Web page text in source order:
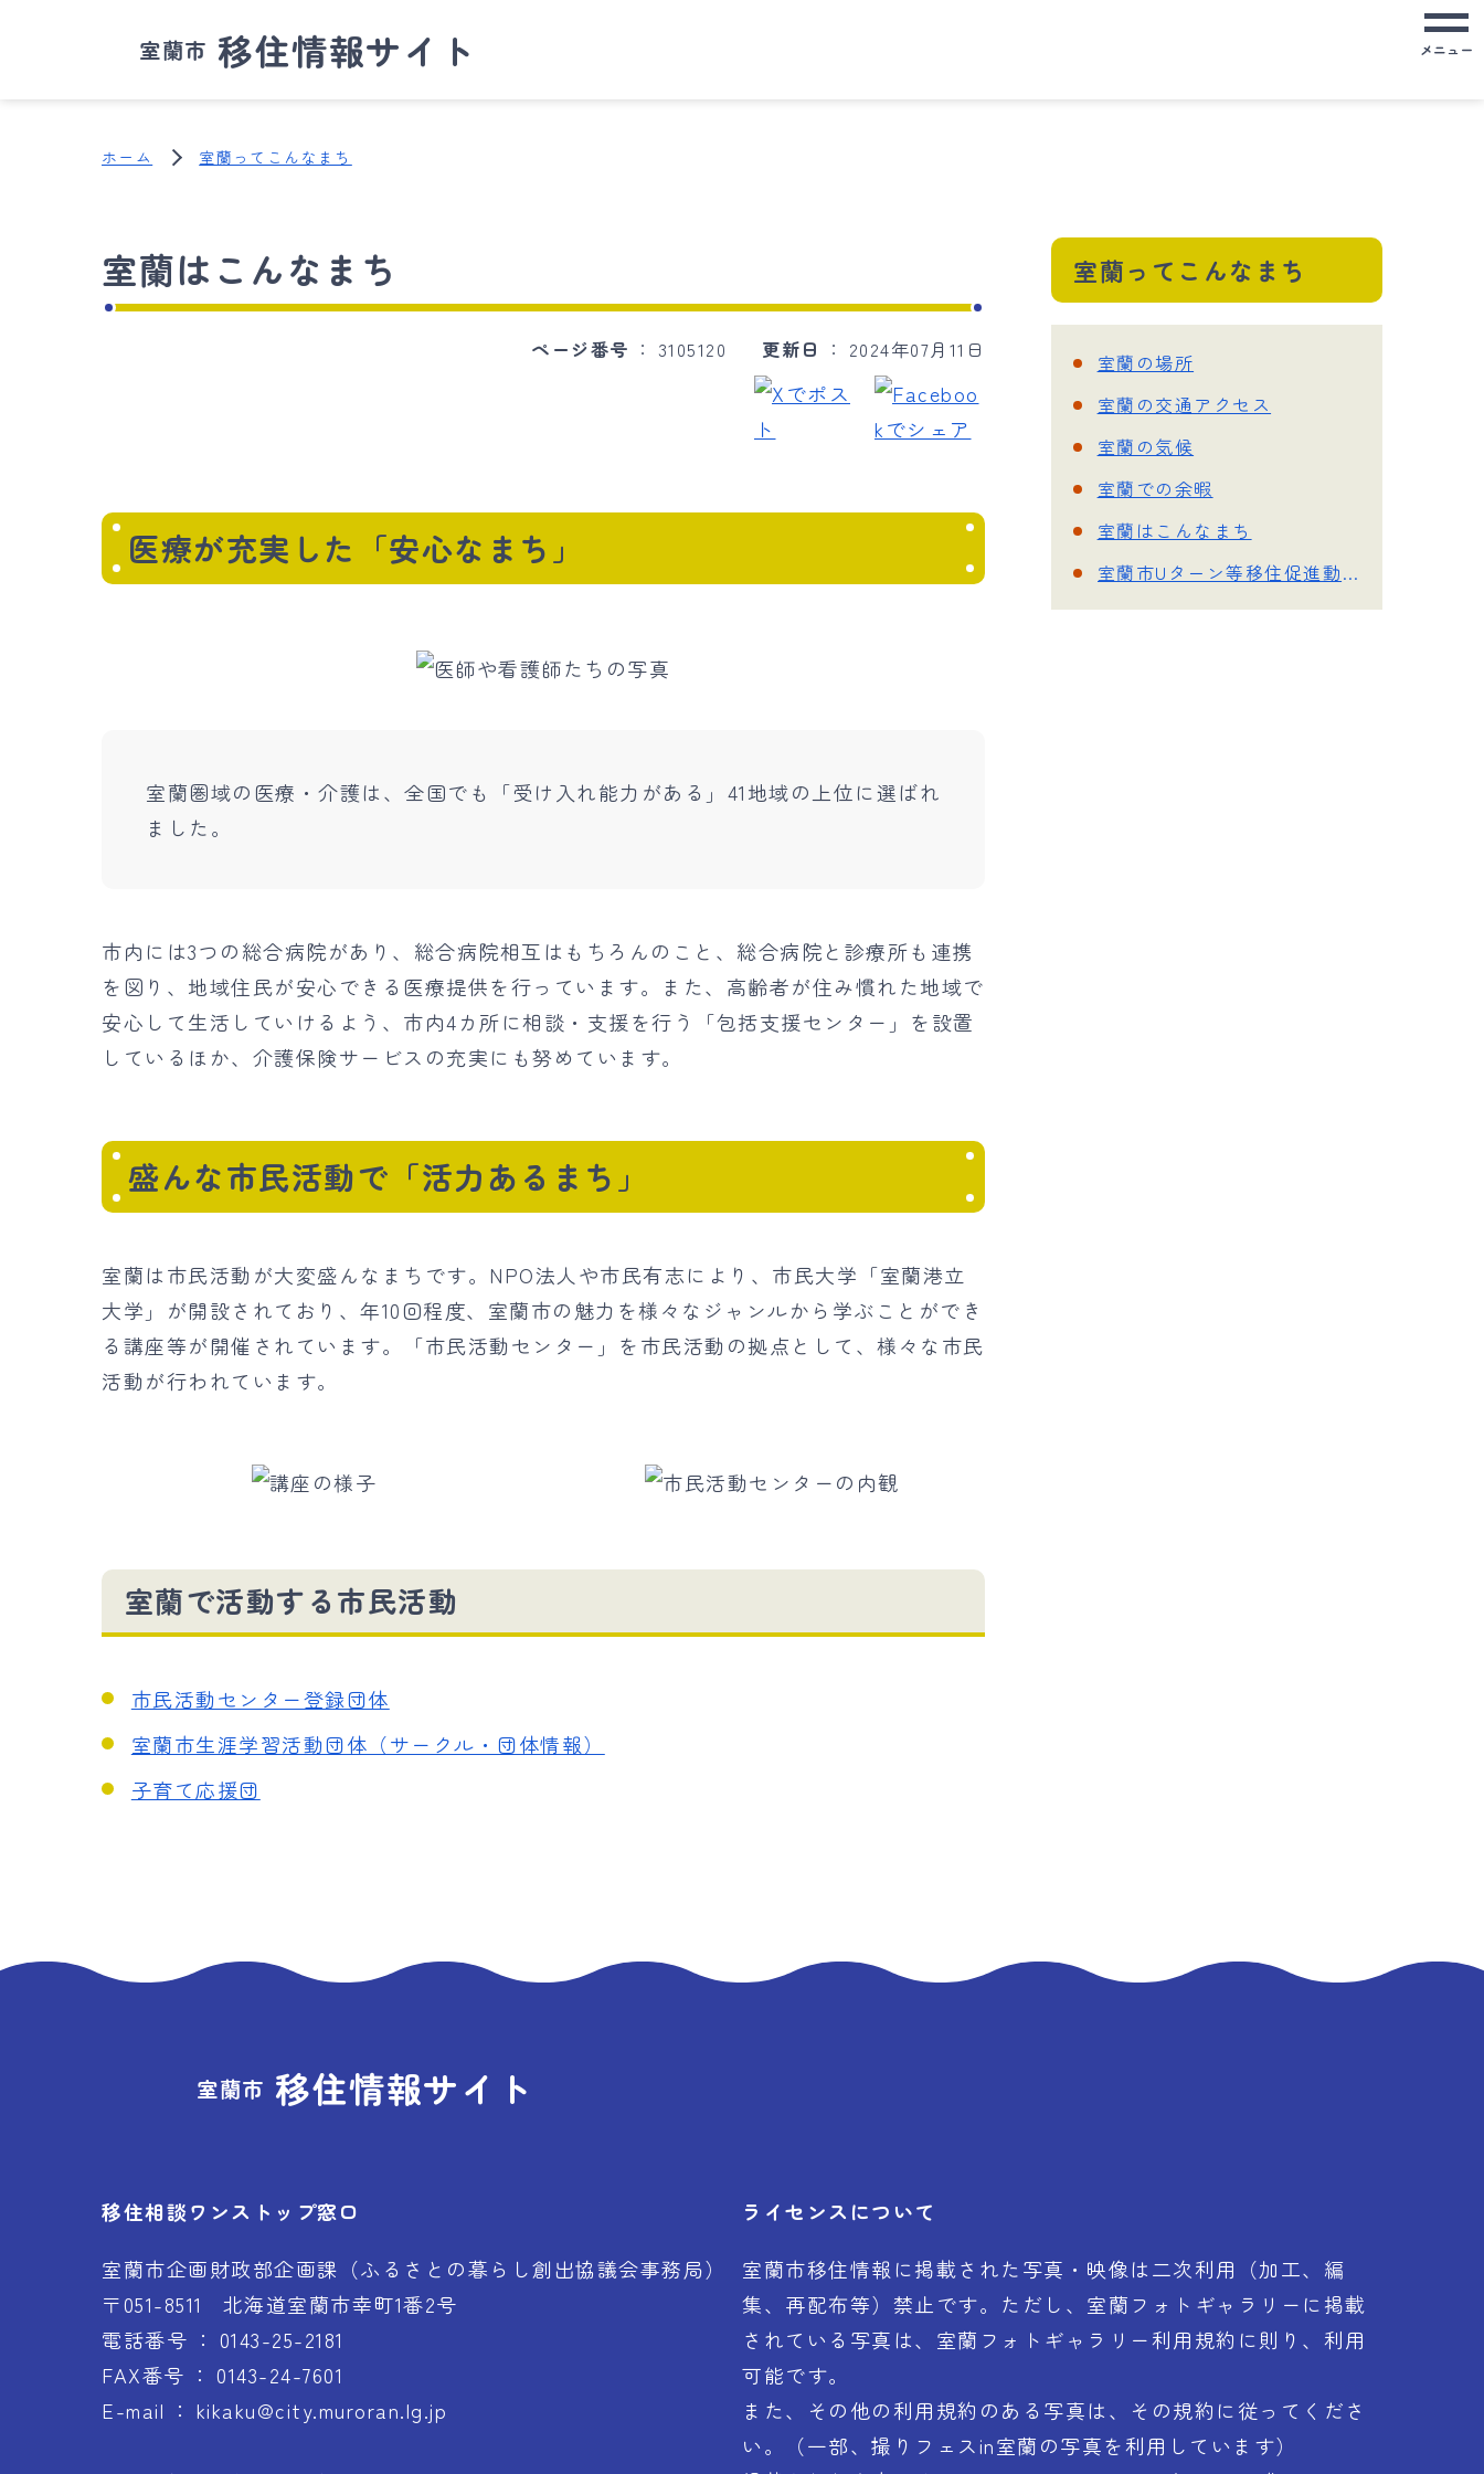
室蘭市 移住情報サイト メニュー
ホーム 室蘭ってこんなまち
室蘭はこんなまち
ページ番号 3105120 更新日 2024年07月11日
医療が充実した「安心なまち」
室蘭圏域の医療・介護は、全国でも「受け入れ能力がある」41地域の上位に選ばれ
ました。
市内には3つの総合病院があり、総合病院相互はもちろんのこと、総合病院と診療所も連携
を図り、地域住民が安心できる医療提供を行っています。また、高齢者が住み慣れた地域で
安心して生活していけるよう、市内4カ所に相談・支援を行う「包括支援センター」を設置
しているほか、介護保険サービスの充実にも努めています。
盛んな市民活動で「活力あるまち」
室蘭は市民活動が大変盛んなまちです。NPO法人や市民有志により、市民大学「室蘭港立
大学」が開設されており、年10回程度、室蘭市の魅力を様々なジャンルから学ぶことができ
る講座等が開催されています。「市民活動センター」を市民活動の拠点として、様々な市民
活動が行われています。
室蘭で活動する市民活動
市民活動センター登録団体
室蘭市生涯学習活動団体（サークル・団体情報）
子育て応援団
室蘭ってこんなまち
室蘭の場所
室蘭の交通アクセス
室蘭の気候
室蘭での余暇
室蘭はこんなまち
室蘭市Uターン等移住促進動画
室蘭市 移住情報サイト
移住相談ワンストップ窓口
室蘭市企画財政部企画課（ふるさとの暮らし創出協議会事務局）
〒051-8511
北海道室蘭市幸町1番2号
電話番号
0143-25-2181
FAX番号
0143-24-7601
E-mail
kikaku@city.muroran.lg.jp
ライセンスについて
室蘭市移住情報に掲載された写真・映像は二次利用（加工、編
集、再配布等）禁止です。ただし、室蘭フォトギャラリーに掲載
されている写真は、室蘭フォトギャラリー利用規約に則り、利用
可能です。
また、その他の利用規約のある写真は、その規約に従ってくださ
い。（一部、撮りフェスin室蘭の写真を利用しています）